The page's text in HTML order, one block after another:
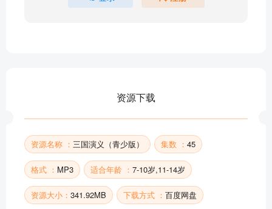
三国演义29：智取汉中
三国演义30：水淹七军
部分目录展示 ▶ 下载后解锁 45 首完整音频
资源下载
资源名称 ： 三国演义（青少版） 集数 ： 45
格式 ： MP3 适合年龄 ： 7-10岁,11-14岁
资源大小： 341.92MB 下载方式 ： 百度网盘